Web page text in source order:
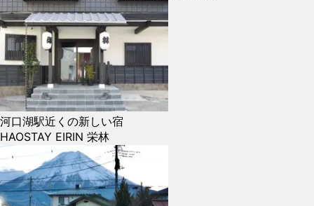
河口湖駅近くの新しい宿
HAOSTAY EIRIN 栄林